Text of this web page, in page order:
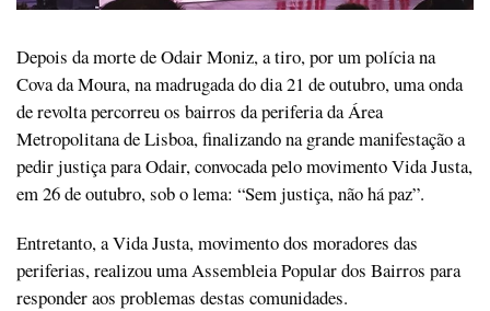
Depois da morte de Odair Moniz, a tiro, por um polícia na
Cova da Moura, na madrugada do dia 21 de outubro, uma onda
de revolta percorreu os bairros da periferia da Área
Metropolitana de Lisboa, finalizando na grande manifestação a
pedir justiça para Odair, convocada pelo movimento Vida Justa,
em 26 de outubro, sob o lema: “Sem justiça, não há paz”.
Entretanto, a Vida Justa, movimento dos moradores das
periferias, realizou uma Assembleia Popular dos Bairros para
responder aos problemas destas comunidades.